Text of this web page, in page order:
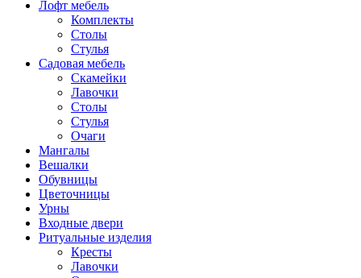
Лофт мебель
Комплекты
Столы
Стулья
Садовая мебель
Скамейки
Лавочки
Столы
Стулья
Очаги
Мангалы
Вешалки
Обувницы
Цветочницы
Урны
Входные двери
Ритуальные изделия
Кресты
Лавочки